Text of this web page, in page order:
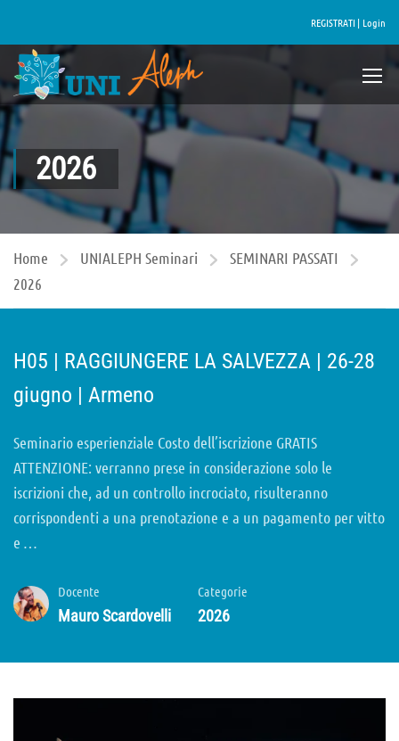
REGISTRATI | Login
2026
Home UNIALEPH Seminari
SEMINARI PASSATI
2026
H05 | RAGGIUNGERE LA SALVEZZA | 26-28
giugno | Armeno
Seminario esperienziale Costo dell’iscrizione GRATIS
ATTENZIONE: verranno prese in considerazione solo le
iscrizioni che, ad un controllo incrociato, risulteranno
corrispondenti a una prenotazione e a un pagamento per vitto
e …
Docente
Mauro Scardovelli
Categorie
2026